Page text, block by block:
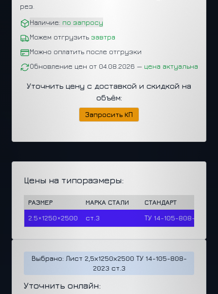
рез.
Наличие: по запросу
Можем отгрузить завтра
Можно оплатить после отгрузки
Обновление цен от 04.08.2026 — цена актуальна
Уточнить цену с доставкой и скидкой на
объём:
Запросить КП
Цены на типоразмеры:
РАЗМЕР МАРКА СТАЛИ
СТАНДАРТ
2.5×1250×2500
ст.3 ТУ 14-105-808-2023
Выбрано: Лист 2,5х1250х2500 ТУ 14-105-808-
2023 ст.3
Уточнить онлайн: